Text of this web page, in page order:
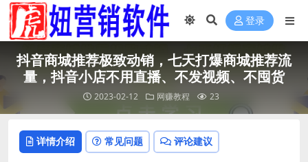
登录
抖音商城推荐极致动销，七天打爆商城推荐流
量，抖音小店不用直播、不发视频、不囤货
2023-02-12 网赚教程 23
详情介绍 常见问题 评论建议